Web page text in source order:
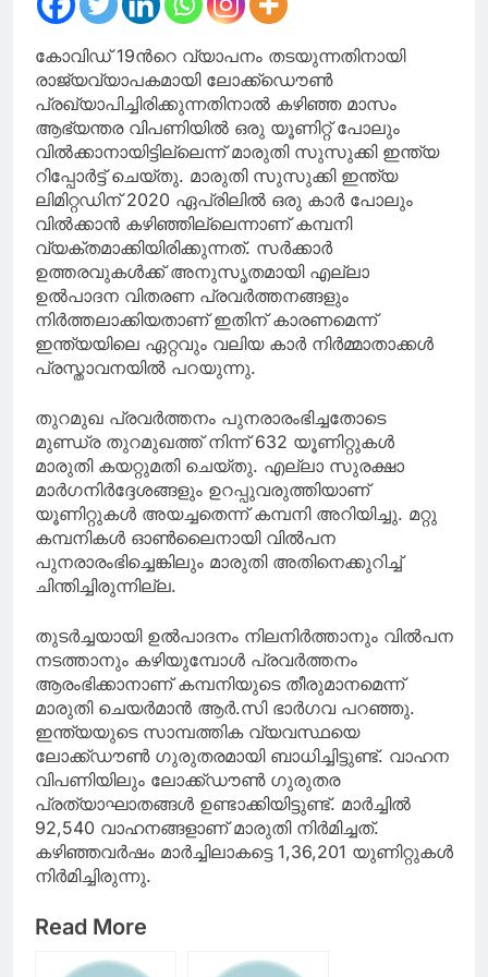
കോവിഡ് 19ന്‍റെ വ്യാപനം തടയുന്നതിനായി
രാജ്യവ്യാപകമായി ലോക്ക്ഡൌൺ
പ്രഖ്യാപിച്ചിരിക്കുന്നതിനാൽ കഴിഞ്ഞ മാസം
ആഭ്യന്തര വിപണിയിൽ ഒരു യൂണിറ്റ് പോലും
വിൽക്കാനായിട്ടില്ലെന്ന് മാരുതി സുസുക്കി ഇന്ത്യ
റിപ്പോർട്ട് ചെയ്തു. മാരുതി സുസുക്കി ഇന്ത്യ
ലിമിറ്റഡിന് 2020 ഏപ്രിലിൽ ഒരു കാർ പോലും
വിൽക്കാൻ കഴിഞ്ഞില്ലെന്നാണ് കമ്പനി
വ്യക്തമാക്കിയിരിക്കുന്നത്. സർക്കാർ
ഉത്തരവുകൾക്ക് അനുസൃതമായി എല്ലാ
ഉൽപാദന വിതരണ പ്രവർത്തനങ്ങളും
നിർത്തലാക്കിയതാണ് ഇതിന് കാരണമെന്ന്
ഇന്ത്യയിലെ ഏറ്റവും വലിയ കാർ നിർമ്മാതാക്കൾ
പ്രസ്താവനയിൽ പറയുന്നു.
തുറമുഖ പ്രവർത്തനം പുനരാരംഭിച്ചതോടെ
മുണ്ഡ്ര തുറമുഖത്ത് നിന്ന് 632 യൂണിറ്റുകൾ
മാരുതി കയറ്റുമതി ചെയ്തു. എല്ലാ സുരക്ഷാ
മാർഗനിർദ്ദേശങ്ങളും ഉറപ്പുവരുത്തിയാണ്
യൂണിറ്റുകൾ അയച്ചതെന്ന് കമ്പനി അറിയിച്ചു. മറ്റു
കമ്പനികള്‍ ഓണ്‍ലൈനായി വില്‍പന
പുനരാരംഭിച്ചെങ്കിലും മാരുതി അതിനെക്കുറിച്ച്
ചിന്തിച്ചിരുന്നില്ല.
തുടർച്ചയായി ഉൽ‌പാദനം നിലനിർത്താനും വിൽ‌പന
നടത്താനും കഴിയുമ്പോൾ പ്രവർത്തനം
ആരംഭിക്കാനാണ് കമ്പനിയുടെ തീരുമാനമെന്ന്
മാരുതി ചെയർമാൻ ആർ‌.സി ഭാർ‌ഗവ പറഞ്ഞു.
ഇന്ത്യയുടെ സാമ്പത്തിക വ്യവസ്ഥയെ
ലോക്ക്‌ഡൗണ്‍ ഗുരുതരമായി ബാധിച്ചിട്ടുണ്ട്. വാഹന
വിപണിയിലും ലോക്ക്‌ഡൗണ്‍ ഗുരുതര
പ്രത്യാഘാതങ്ങൾ ഉണ്ടാക്കിയിട്ടുണ്ട്. മാര്‍ച്ചില്‍
92,540 വാഹനങ്ങളാണ് മാരുതി നിര്‍മിച്ചത്.
കഴിഞ്ഞവര്‍ഷം മാര്‍ച്ചിലാകട്ടെ 1,36,201 യുണിറ്റുകൾ
നിർമിച്ചിരുന്നു.
Read More